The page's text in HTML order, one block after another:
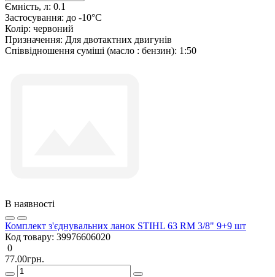
Ємність, л: 0.1
Застосування: до -10°C
Колір: червоний
Призначення: Для двотактних двигунів
Співвідношення суміші (масло : бензин): 1:50
В наявності
Комплект з'єднувальних ланок STIHL 63 RM 3/8" 9+9 шт
Код товару: 39976606020
0
77.00грн.